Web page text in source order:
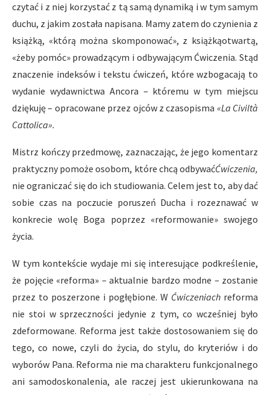
czytać i z niej korzystać z tą samą dynamiką i w tym samym
duchu, z jakim została napisana. Mamy zatem do czynienia z
książką, «którą można skomponować», z książkąotwartą,
«żeby pomóc» prowadzącym i odbywającym Ćwiczenia. Stąd
znaczenie indeksów i tekstu ćwiczeń, które wzbogacają to
wydanie wydawnictwa Ancora – któremu w tym miejscu
dziękuję – opracowane przez ojców z czasopisma «La Civiltà
Cattolica».
Mistrz kończy przedmowę, zaznaczając, że jego komentarz
praktyczny pomoże osobom, które chcą odbywaćĆwiczenia,
nie ograniczać się do ich studiowania. Celem jest to, aby dać
sobie czas na poczucie poruszeń Ducha i rozeznawać w
konkrecie wolę Boga poprzez «reformowanie» swojego
życia.
W tym kontekście wydaje mi się interesujące podkreślenie,
że pojęcie «reforma» – aktualnie bardzo modne – zostanie
przez to poszerzone i pogłębione. W Ćwiczeniach reforma
nie stoi w sprzeczności jedynie z tym, co wcześniej było
zdeformowane. Reforma jest także dostosowaniem się do
tego, co nowe, czyli do życia, do stylu, do kryteriów i do
wyborów Pana. Reforma nie ma charakteru funkcjonalnego
ani samodoskonalenia, ale raczej jest ukierunkowana na